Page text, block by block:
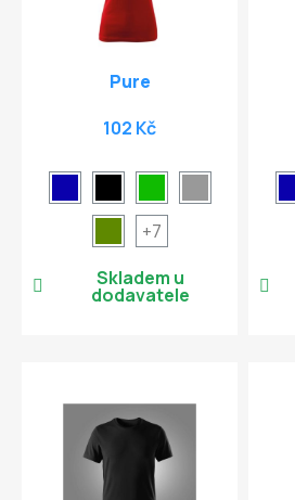
Pure
102 Kč
+7
Skladem u
dodavatele